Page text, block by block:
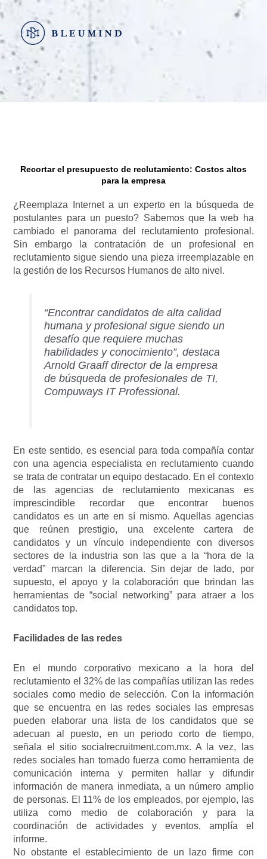
Ir
al
contenido
Recortar el presupuesto de reclutamiento: Costos altos
para la empresa
¿Reemplaza Internet a un experto en la búsqueda de
postulantes para un puesto? Sabemos que la web ha
cambiado el panorama del reclutamiento profesional.
Sin embargo la contratación de un profesional en
reclutamiento sigue siendo una pieza irreemplazable en
la gestión de los Recursos Humanos de alto nivel.
“Encontrar candidatos de alta calidad
humana y profesional sigue siendo un
desafío que requiere muchas
habilidades y conocimiento”, destaca
Arnold Graaff director de la empresa
de búsqueda de profesionales de TI,
Compuways IT Professional.
En este sentido, es esencial para toda compañía contar
con una agencia especialista en reclutamiento cuando
se trata de contratar un equipo destacado. En el contexto
de las agencias de reclutamiento mexicanas es
imprescindible recordar que encontrar buenos
candidatos es un arte en sí mismo. Aquellas agencias
que reúnen prestigio, una excelente cartera de
candidatos y un vínculo independiente con diversos
sectores de la industria son las que a la “hora de la
verdad” marcan la diferencia. Sin dejar de lado, por
supuesto, el apoyo y la colaboración que brindan las
herramientas de “social networking” para atraer a los
candidatos top.
Facilidades de las redes
En el mundo corporativo mexicano a la hora del
reclutamiento el 32% de las compañías utilizan las redes
sociales como medio de selección. Con la información
que se encuentra en las redes sociales las empresas
pueden elaborar una lista de los candidatos que se
adecuan al puesto, en un periodo corto de tiempo,
señala el sitio socialrecruitment.com.mx. A la vez, las
redes sociales han tomado fuerza como herramienta de
comunicación interna y permiten hallar y difundir
información de manera inmediata, a un número amplio
de personas. El 11% de los empleados, por ejemplo, las
utiliza como medio de colaboración y para la
coordinación de actividades y eventos, amplía el
informe.
No obstante el establecimiento de un lazo firme con